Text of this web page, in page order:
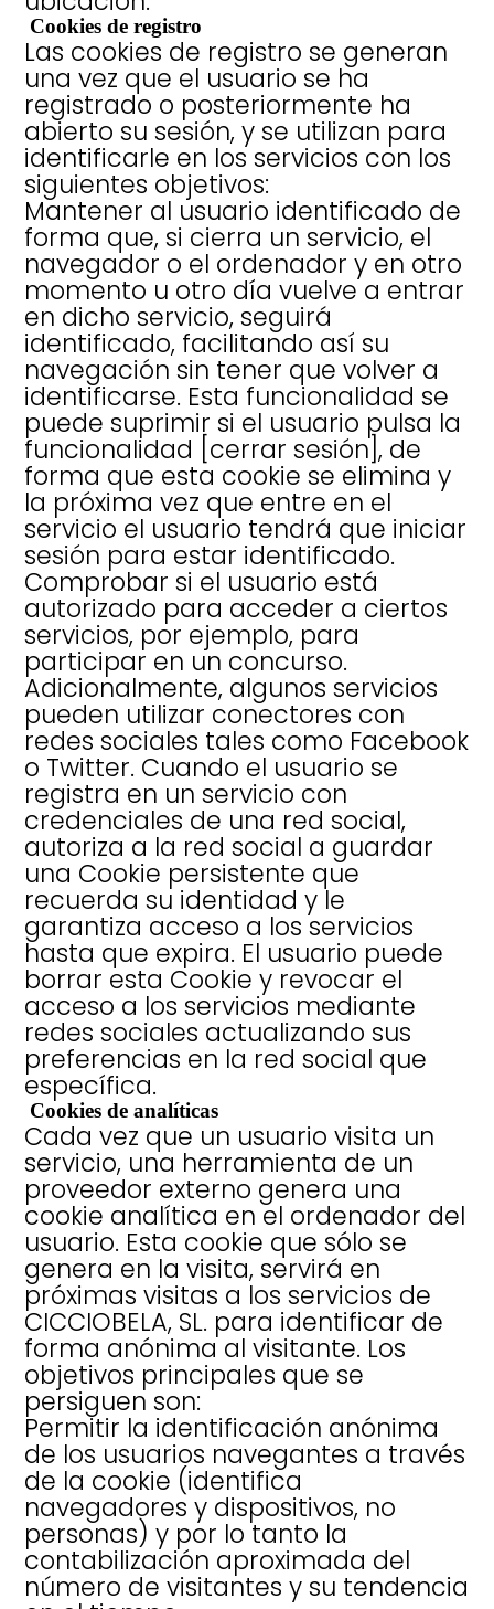
Cookies de registro
Las cookies de registro se generan
una vez que el usuario se ha
registrado o posteriormente ha
abierto su sesión, y se utilizan para
identificarle en los servicios con los
siguientes objetivos:
Mantener al usuario identificado de
forma que, si cierra un servicio, el
navegador o el ordenador y en otro
momento u otro día vuelve a entrar
en dicho servicio, seguirá
identificado, facilitando así su
navegación sin tener que volver a
identificarse. Esta funcionalidad se
puede suprimir si el usuario pulsa la
funcionalidad [cerrar sesión], de
forma que esta cookie se elimina y
la próxima vez que entre en el
servicio el usuario tendrá que iniciar
sesión para estar identificado.
Comprobar si el usuario está
autorizado para acceder a ciertos
servicios, por ejemplo, para
participar en un concurso.
Adicionalmente, algunos servicios
pueden utilizar conectores con
redes sociales tales como Facebook
o Twitter. Cuando el usuario se
registra en un servicio con
credenciales de una red social,
autoriza a la red social a guardar
una Cookie persistente que
recuerda su identidad y le
garantiza acceso a los servicios
hasta que expira. El usuario puede
borrar esta Cookie y revocar el
acceso a los servicios mediante
redes sociales actualizando sus
preferencias en la red social que
específica.
Cookies de analíticas
Cada vez que un usuario visita un
servicio, una herramienta de un
proveedor externo genera una
cookie analítica en el ordenador del
usuario. Esta cookie que sólo se
genera en la visita, servirá en
próximas visitas a los servicios de
CICCIOBELA, SL. para identificar de
forma anónima al visitante. Los
objetivos principales que se
persiguen son:
Permitir la identificación anónima
de los usuarios navegantes a través
de la cookie (identifica
navegadores y dispositivos, no
personas) y por lo tanto la
contabilización aproximada del
número de visitantes y su tendencia